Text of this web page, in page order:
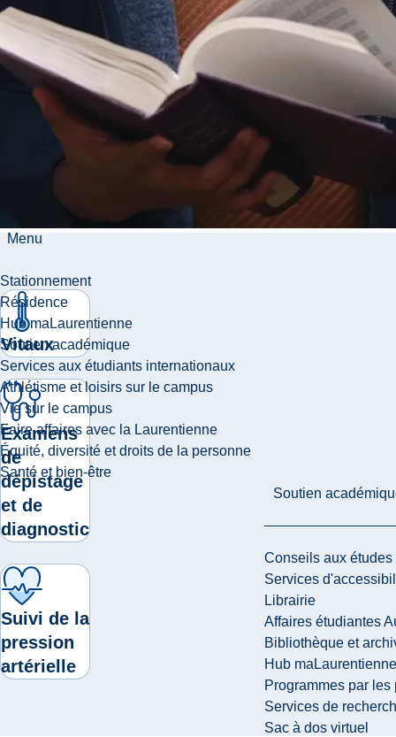
Menu
Stationnement
Résidence
Hub maLaurentienne
Soutien académique
Services aux étudiants internationaux
Athlétisme et loisirs sur le campus
Vie sur le campus
Faire affaires avec la Laurentienne
Équité, diversité et droits de la personne
Santé et bien-être
Soutien
Conseils aux études
Services
Librairie
Affaires étudiantes
Bibliothèque et
Hub maLaurentienne
Programmes par les
Services de
Sac à dos virtuel
à nos
services
Notre
équipe
Vitaux
Examens
de
dépistage
et de
diagnostic
Suivi de la
pression
artérielle